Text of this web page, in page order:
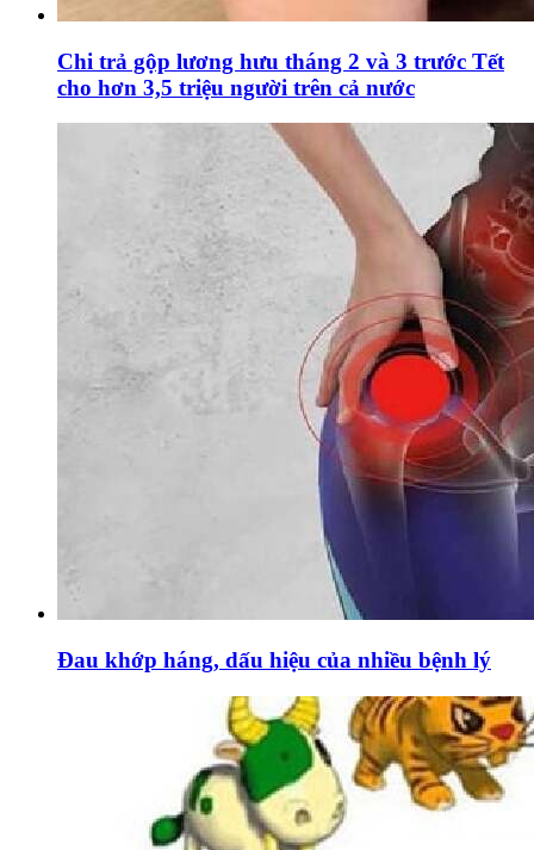
Chi trả gộp lương hưu tháng 2 và 3 trước Tết
cho hơn 3,5 triệu người trên cả nước
Đau khớp háng, dấu hiệu của nhiều bệnh lý